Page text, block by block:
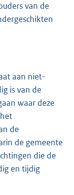
van de
aan niet-
is van de
waar deze
de
de gemeente
die de
en tijdig